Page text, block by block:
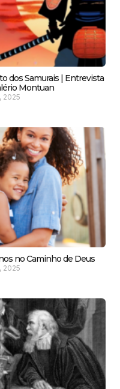
dos Samurais | Entrevista
Montuan
2025
no Caminho de Deus
2025